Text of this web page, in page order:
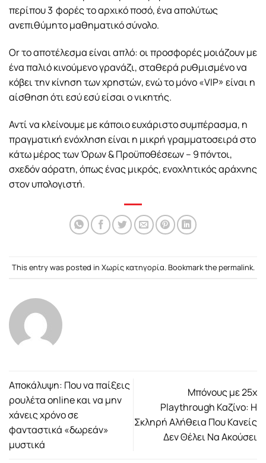
περίπου 3 φορές το αρχικό ποσό, ένα απολύτως
ανεπιθύμητο μαθηματικό σύνολο.
Or το αποτέλεσμα είναι απλό: οι προσφορές μοιάζουν με
ένα παλιό κινούμενο γρανάζι, σταθερά ρυθμισμένο να
κόβει την κίνηση των χρηστών, ενώ το μόνο «VIP» είναι η
αίσθηση ότι εσύ εσύ είσαι ο νικητής.
Αντί να κλείνουμε με κάποιο ευχάριστο συμπέρασμα, η
πραγματική ενόχληση είναι η μικρή γραμματοσειρά στο
κάτω μέρος των Όρων & Προϋποθέσεων – 9 πόντοι,
σχεδόν αόρατη, όπως ένας μικρός, ενοχλητικός αράχνης
στον υπολογιστή.
This entry was posted in Χωρίς κατηγορία. Bookmark thepermalink.
Αποκάλυψη: Που να παίξεις
ρουλέτα online και να μην
χάνεις χρόνο σε
φανταστικά «δωρεάν»
μυστικά
Μπόνους με 25x
Playthrough Καζίνο: Η
Σκληρή Αλήθεια Που Κανείς
Δεν Θέλει Να Ακούσει